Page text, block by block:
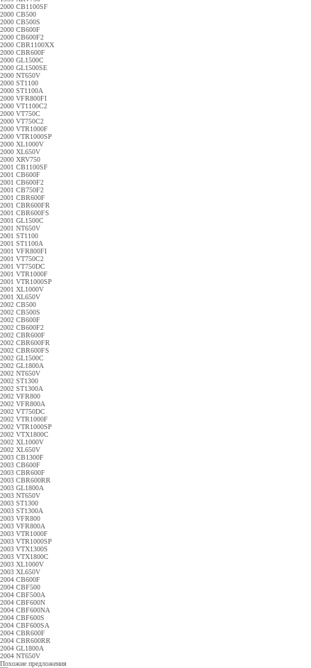
2000 CB1100SF
2000 CB500
2000 CB500S
2000 CB600F
2000 CB600F2
2000 CBR1100XX
2000 CBR600F
2000 GL1500C
2000 GL1500SE
2000 NT650V
2000 ST1100
2000 ST1100A
2000 VFR800FI
2000 VT1100C2
2000 VT750C
2000 VT750C2
2000 VTR1000F
2000 VTR1000SP
2000 XL1000V
2000 XL650V
2000 XRV750
2001 CB1100SF
2001 CB600F
2001 CB600F2
2001 CB750F2
2001 CBR600F
2001 CBR600FR
2001 CBR600FS
2001 GL1500C
2001 NT650V
2001 ST1100
2001 ST1100A
2001 VFR800FI
2001 VT750C2
2001 VT750DC
2001 VTR1000F
2001 VTR1000SP
2001 XL1000V
2001 XL650V
2002 CB500
2002 CB500S
2002 CB600F
2002 CB600F2
2002 CBR600F
2002 CBR600FR
2002 CBR600FS
2002 GL1500C
2002 GL1800A
2002 NT650V
2002 ST1300
2002 ST1300A
2002 VFR800
2002 VFR800A
2002 VT750DC
2002 VTR1000F
2002 VTR1000SP
2002 VTX1800C
2002 XL1000V
2002 XL650V
2003 CB1300F
2003 CB600F
2003 CBR600F
2003 CBR600RR
2003 GL1800A
2003 NT650V
2003 ST1300
2003 ST1300A
2003 VFR800
2003 VFR800A
2003 VTR1000F
2003 VTR1000SP
2003 VTX1300S
2003 VTX1800C
2003 XL1000V
2003 XL650V
2004 CB600F
2004 CBF500
2004 CBF500A
2004 CBF600N
2004 CBF600NA
2004 CBF600S
2004 CBF600SA
2004 CBR600F
2004 CBR600RR
2004 GL1800A
2004 NT650V
Похожие предложения